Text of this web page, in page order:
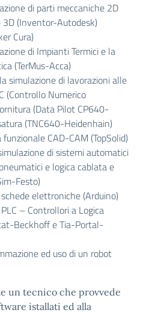
di parti meccaniche 2D
(Inventor-Autodesk)
Cura)
di Impianti Termici e la
(TerMus-Acca)
simulazione di lavorazioni alle
(Controllo Numerico
(Data Pilot CP640-
(TNC640-Heidenhain)
CAD-CAM (TopSolid)
di sistemi automatici
e logica cablata e
Festo)
elettroniche (Arduino)
– Controllori a Logica
Beckhoff e Tia-Portal-
ed uso di un robot
un tecnico che provvede
istallati ed alla